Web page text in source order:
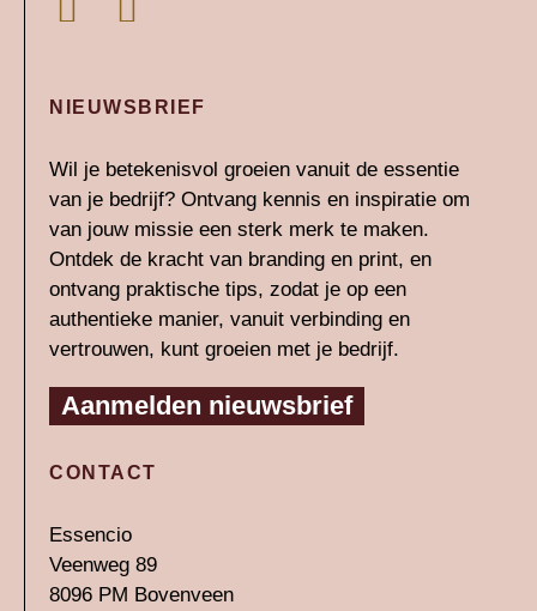
k
e
d
i
n
-
i
n
t
a
g
r
a
m
NIEUWSBRIEF
Wil je betekenisvol groeien vanuit de essentie
van je bedrijf? Ontvang kennis en inspiratie om
van jouw missie een sterk merk te maken.
Ontdek de kracht van branding en print, en
ontvang praktische tips, zodat je op een
authentieke manier, vanuit verbinding en
vertrouwen, kunt groeien met je bedrijf.
Aanmelden nieuwsbrief
CONTACT
Essencio
Veenweg 89
8096 PM Bovenveen